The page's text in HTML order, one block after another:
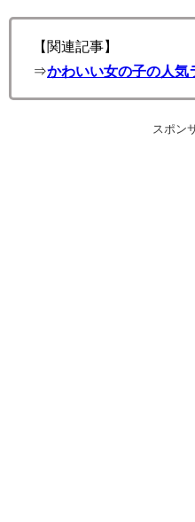
【関連記事】
⇒かわいい女の子の人気
スポン